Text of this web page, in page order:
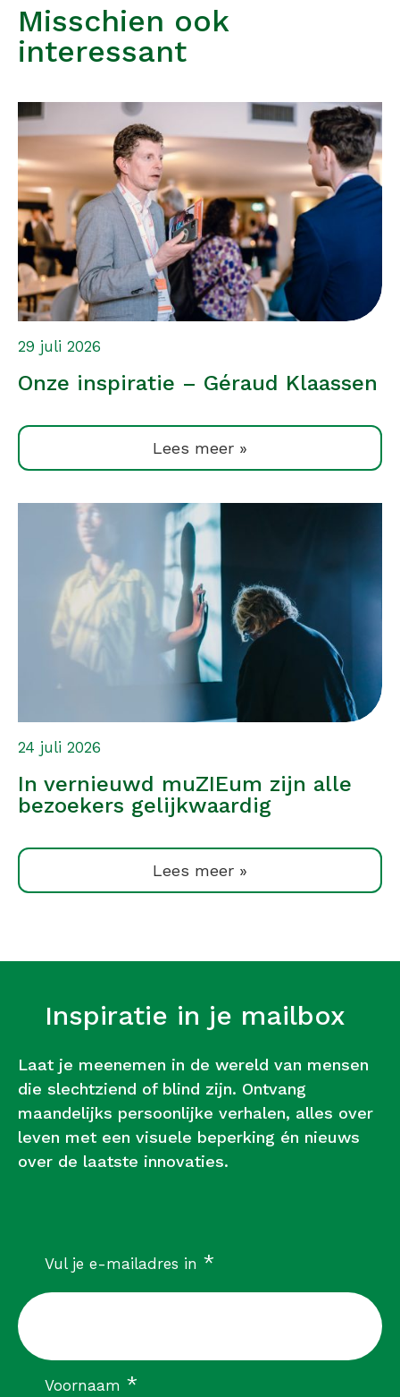
Misschien ook
interessant
Onze inspiratie – Géraud Klaassen
29 juli 2026
Lees meer »
In vernieuwd muZIEum zijn alle
bezoekers gelijkwaardig
24 juli 2026
Lees meer »
Inspiratie in je mailbox
Laat je meenemen in de wereld van mensen
die slechtziend of blind zijn. Ontvang
maandelijks persoonlijke verhalen, alles over
leven met een visuele beperking én nieuws
over de laatste innovaties.
Vul je e-mailadres in *verplicht
Voornaam *verplicht